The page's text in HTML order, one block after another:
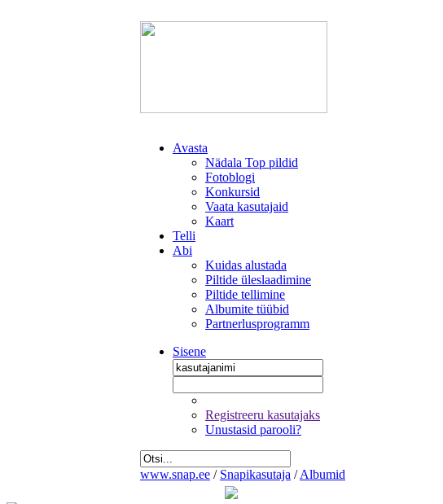
Avasta
Nädala Top pildid
Fotoblogi
Konkursid
Vaata kasutajaid
Kaart
Telli
Abi
Kuidas alustada
Piltide üleslaadimine
Piltide tellimine
Albumite tüübid
Partnerlusprogramm
Sisene
Registreeru kasutajaks
Unustasid parooli?
www.snap.ee / Snapikasutaja / Albumid